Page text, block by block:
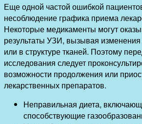
Еще одной частой ошибкой
несоблюдение графика приема
Некоторые медикаменты могут
результаты УЗИ, вызывая изменения
или в структуре тканей. Поэтому
исследования следует
возможности продолжения или
лекарственных препаратов.
Неправильная диета,
способствующие